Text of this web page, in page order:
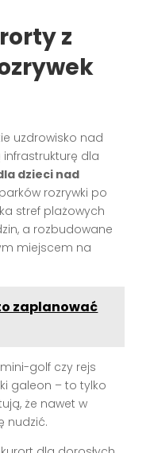
z
uzdrowisko nad
infrastrukturę dla
dzieci nad
rozrywki po
stref plażowych
a rozbudowane
miejscem na
zaplanować
golf czy rejs
galeon – to tylko
że nawet w
nudzić.